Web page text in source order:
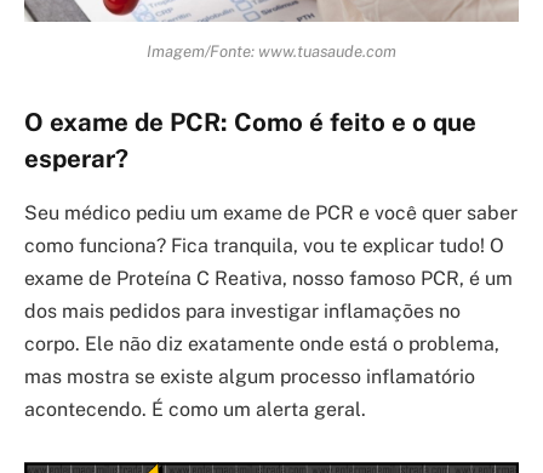
Imagem/Fonte: www.tuasaude.com
O exame de PCR: Como é feito e o que
esperar?
Seu médico pediu um exame de PCR e você quer saber
como funciona? Fica tranquila, vou te explicar tudo! O
exame de Proteína C Reativa, nosso famoso PCR, é um
dos mais pedidos para investigar inflamações no
corpo. Ele não diz exatamente onde está o problema,
mas mostra se existe algum processo inflamatório
acontecendo. É como um alerta geral.